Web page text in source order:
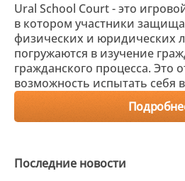
Ural School Court - это
в котором участники
физических и юридических
погружаются в изучение
гражданского процесса. Это
возможность испытать себя
Последние новости